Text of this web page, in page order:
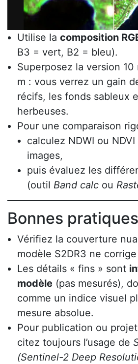
Utilise la composition
B3 = vert, B2 = bleu).
Superposez la version 10
m : vous verrez un gain
récifs, les fonds sableux
herbeuses.
Pour une comparaison
calculez NDWI ou
images,
puis évaluez les
(outil Band calc ou
Bonnes pratiques
Vérifiez la couverture
modèle S2DR3 ne
Les détails « fins » sont
modèle (pas mesurés),
comme un indice visuel
mesure absolue.
Pour publication ou
citez toujours l’usage de
(Sentinel-2 Deep